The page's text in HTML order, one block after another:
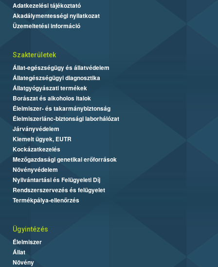
Adatkezelési tájékoztató
Akadálymentességi nyilatkozat
Üzemeltetési információ
Szakterületek
Állat-egészségügy és állatvédelem
Állategészségügyi diagnosztika
Állatgyógyászati termékek
Borászat és alkoholos italok
Élelmiszer- és takarmánybiztonság
Élelmiszerlánc-biztonsági laborhálózat
Járványvédelem
Kiemelt ügyek, EUTR
Kockázatkezelés
Mezőgazdasági genetikai erőforrások
Növényvédelem
Nyilvántartási és Felügyeleti Díj
Rendszerszervezés és felügyelet
Termékpálya-ellenőrzés
Ügyintézés
Élelmiszer
Állat
Növény